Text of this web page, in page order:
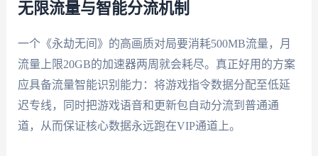
无限流量与智能分流机制
一个《永劫无间》的高画质对局要消耗500MB流量，月
流量上限20GB的加速器两周就会耗尽。真正好用的方案
应具备流量智能识别能力：将游戏指令数据分配至低延
迟专线，同时把游戏语音和更新包自动分流到普通通
道，从而保证核心数据永远跑在VIP通道上。